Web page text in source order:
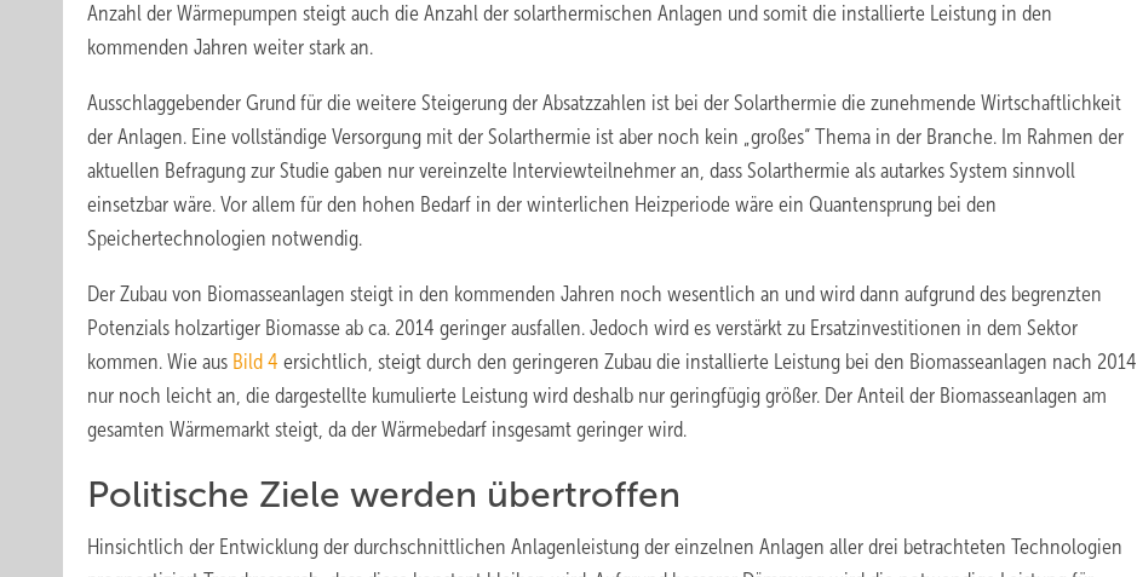
Anzahl der Wärmepumpen steigt auch die Anzahl der solarthermischen Anlagen und somit die installierte Leistung in den
kommenden Jahren weiter stark an.
Ausschlaggebender Grund für die weitere Steigerung der Absatzzahlen ist bei der Solar­thermie die zunehmende Wirtschaftlichkeit
der Anlagen. Eine vollständige Versorgung mit der ­Solarthermie ist aber noch kein „großes“ Thema in der Branche. Im Rahmen der
aktuellen Befragung zur Studie gaben nur vereinzelte Interviewteilnehmer an, dass Solarthermie als autarkes System sinnvoll
einsetzbar wäre. Vor allem für den hohen Bedarf in der winterlichen Heizperiode wäre ein Quantensprung bei den
Speichertechnologien notwendig.
Der Zubau von Biomasseanlagen steigt in den kommenden Jahren noch wesentlich an und wird dann aufgrund des begrenzten
Potenzials holzartiger Biomasse ab ca. 2014 geringer ausfallen. Jedoch wird es verstärkt zu Ersatzinvestitionen in dem Sektor
kommen. Wie aus Bild 4 ersichtlich, steigt durch den geringeren Zubau die installierte Leistung bei den Biomasseanlagen nach 2014
nur noch leicht an, die dargestellte kumulierte Leistung wird deshalb nur geringfügig größer. Der Anteil der Biomasseanlagen am
gesamten Wärmemarkt steigt, da der Wärmebedarf insgesamt geringer wird.
Politische Ziele werden übertroffen
Hinsichtlich der Entwicklung der durchschnittlichen Anlagenleistung der einzelnen Anlagen aller drei betrachteten Technologien